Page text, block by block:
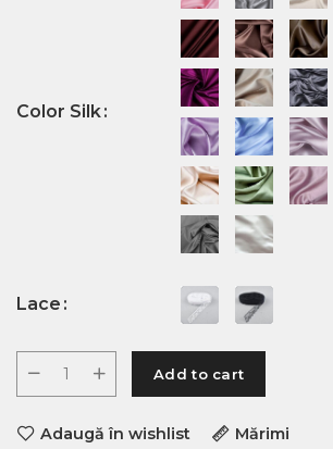
Color Silk
Lace
Add to cart
Adaugă în wishlist Mărimi